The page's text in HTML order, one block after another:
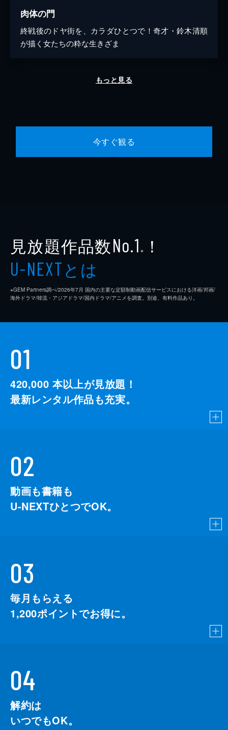
肉体の門
終戦後のドヤ街を、カラダひとつで！奇才・鈴木清順
が描く女たちの粋な生きざま
もっと見る
今すぐ観る
見放題作品数No.1 ※ ！
U-NEXTとは
※GEM Partners調べ/2026年7⽉ 国内の主要な定額制動画配信サービスにおける洋画/邦画/
海外ドラマ/韓流・アジアドラマ/国内ドラマ/アニメを調査。別途、有料作品あり。
01
420,000 本以上が見放題！
最新レンタル作品も充実。
02
動画も書籍も
U-NEXTひとつでOK。
03
毎月もらえる
1,200ポイントでお得に。
04
解約は
いつでもOK。